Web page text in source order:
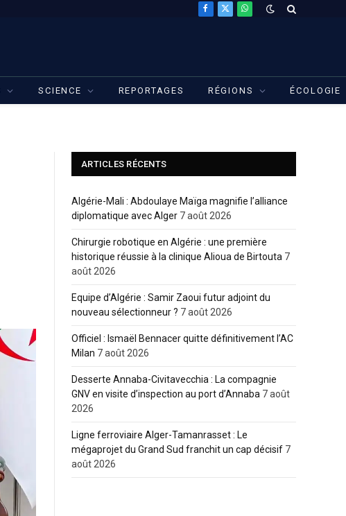
Facebook
X
WhatsApp
SCIENCE REPORTAGES RÉGIONS ÉCOLOGIE
ARTICLES RÉCENTS
Algérie-Mali : Abdoulaye Maïga magnifie l’alliance
diplomatique avec Alger 7 août 2026
Chirurgie robotique en Algérie : une première
historique réussie à la clinique Alioua de Birtouta 7
août 2026
Equipe d’Algérie : Samir Zaoui futur adjoint du
nouveau sélectionneur ? 7 août 2026
Officiel : Ismaël Bennacer quitte définitivement l’AC
Milan 7 août 2026
Desserte Annaba-Civitavecchia : La compagnie
GNV en visite d’inspection au port d’Annaba 7 août
2026
Ligne ferroviaire Alger-Tamanrasset : Le
mégaprojet du Grand Sud franchit un cap décisif 7
août 2026